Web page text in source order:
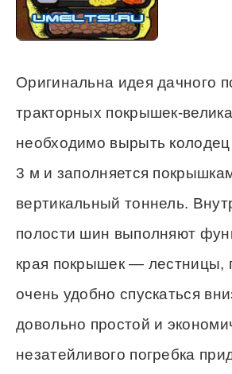
Оригинальна идея дачного
тракторных покрышек-
необходимо вырыть
3 м и заполняется
вертикальный тоннель.
полости шин выполняют
края покрышек — лестницы,
очень удобно спускаться
довольно простой и
незатейливого погребка